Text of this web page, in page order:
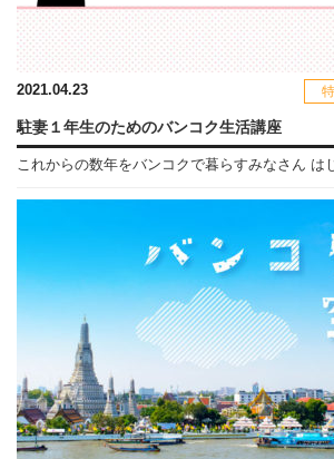
2021.04.23
駐妻１年生のためのバンコク生活講座
これからの数年をバンコクで暮らすみなさん は